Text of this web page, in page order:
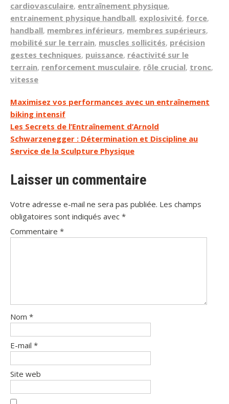
cardiovasculaire, entraînement physique,
entrainement physique handball, explosivité, force,
handball, membres inférieurs, membres supérieurs,
mobilité sur le terrain, muscles sollicités, précision
gestes techniques, puissance, réactivité sur le
terrain, renforcement musculaire, rôle crucial, tronc,
vitesse
Navigation
de
l’article
Maximisez vos performances avec un entraînement
biking intensif
Les Secrets de l’Entraînement d’Arnold
Schwarzenegger : Détermination et Discipline au
Service de la Sculpture Physique
Laisser un commentaire
Votre adresse e-mail ne sera pas publiée. Les champs
obligatoires sont indiqués avec *
Commentaire *
Nom *
E-mail *
Site web